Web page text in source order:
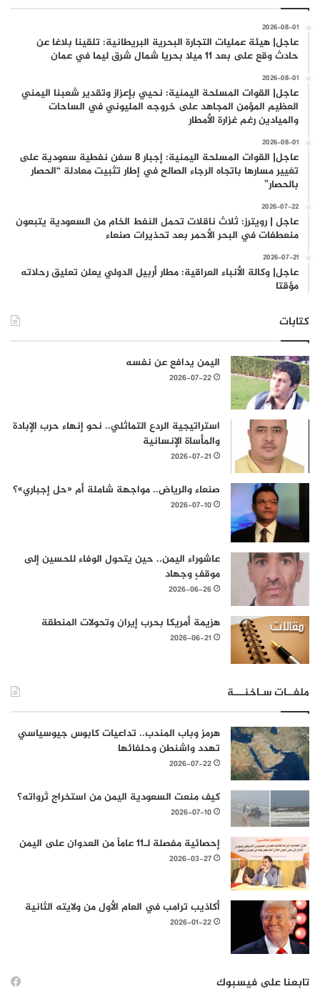
2026-08-01
عاجل| هيئة عمليات التجارة البحرية البريطانية: تلقينا بلاغا عن
حادث وقع على بعد 11 ميلا بحريا شمال شرق ليما في عمان
2026-08-01
عاجل| القوات المسلحة اليمنية: نحيي بإعزاز وتقدير شعبنا اليمني
العظيم المؤمن المجاهد على خروجه المليوني في الساحات
والميادين رغم غزارة الأمطار
2026-08-01
عاجل| القوات المسلحة اليمنية: إجبار 8 سفن نفطية سعودية على
تغيير مسارها باتجاه الرجاء الصالح في إطار تثبيت معادلة “الحصار
بالحصار”
2026-07-22
عاجل | رويترز: ثلاث ناقلات تحمل النفط الخام من السعودية يتبعون
منعطفات في البحر الأحمر بعد تحذيرات صنعاء
2026-07-21
عاجل| وكالة الأنباء العراقية: مطار أربيل الدولي يعلن تعليق رحلاته
مؤقتا
كتابات
اليمن يدافع عن نفسه
2026-07-22
استراتيجية الردع التماثلي.. نحو إنهاء حرب الإبادة
والمأساة الإنسانية
2026-07-21
صنعاء والرياض.. مواجهة شاملة أم «حل إجباري»؟
2026-07-10
عاشوراء اليمن.. حين يتحول الوفاء للحسين إلى
موقفٍ وجهاد
2026-06-26
هزيمة أمريكا بحرب إيران وتحولات المنطقة
2026-06-21
ملفــات سـاخنـــة
هرمز وباب المندب.. تداعيات كابوس جيوسياسي
تهدد واشنطن وحلفائها
2026-07-22
كيف منعت السعودية اليمن من استخراج ثرواته؟
2026-07-10
إحصائية مفصلة لـ11 عاماً من العدوان على اليمن
2026-03-27
أكاذيب ترامب في العام الأول من ولايته الثانية
2026-01-22
تابعنا على فيسبوك